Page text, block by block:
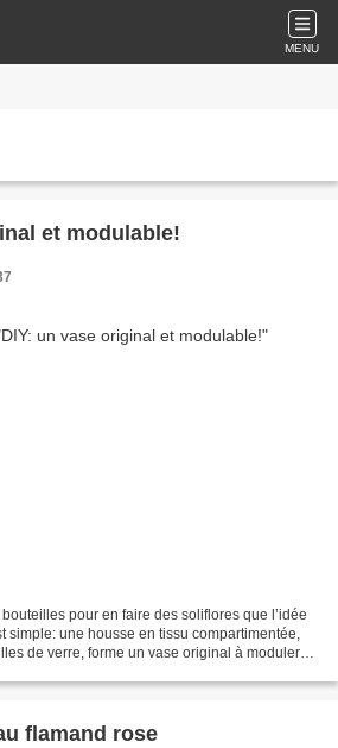
MENU
et modulable!
pour en faire des soliflores que l’idée
simple: une housse en tissu compartimentée,
de verre, forme un vase original à moduler
flamand rose